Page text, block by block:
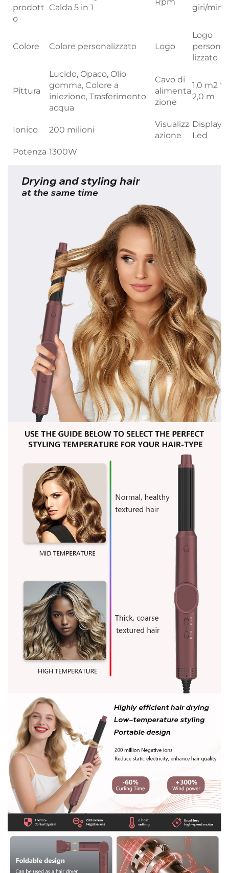
prodott
o
Calda 5 in 1
Rpm
giri/min
Colore Colore personalizzato Logo
Logo
persona
lizzato
Pittura
Lucido, Opaco, Olio
gomma, Colore a
iniezione, Trasferimento
acqua
Cavo di
alimenta
zione
1,0 m2 *
2,0 m
Ionico 200 milioni
Visualizz
azione
Display
Led
Potenza 1300W